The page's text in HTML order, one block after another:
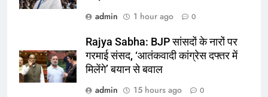
admin
1 hour ago 0
Rajya Sabha: BJP सांसदों के नारों पर
गरमाई संसद, ‘आतंकवादी कांग्रेस दफ्तर में
मिलेंगे’ बयान से बवाल
admin
15 hours ago 0